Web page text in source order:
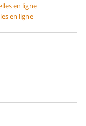
en ligne
en ligne